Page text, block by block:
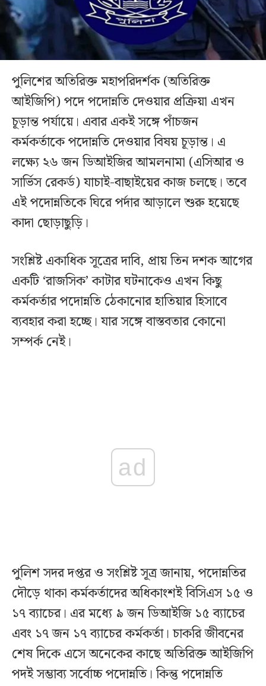
পুলিশের অতিরিক্ত মহাপরিদর্শক (অতিরিক্ত
আইজিপি) পদে পদোন্নতি দেওয়ার প্রক্রিয়া এখন
চূড়ান্ত পর্যায়ে। এবার একই সঙ্গে পাঁচজন
কর্মকর্তাকে পদোন্নতি দেওয়ার বিষয় চূড়ান্ত। এ
লক্ষ্যে ২৬ জন ডিআইজির আমলনামা (এসিআর ও
সার্ভিস রেকর্ড) যাচাই-বাছাইয়ের কাজ চলছে। তবে
এই পদোন্নতিকে ঘিরে পর্দার আড়ালে শুরু হয়েছে
কাদা ছোড়াছুড়ি।
সংশ্লিষ্ট একাধিক সূত্রের দাবি, প্রায় তিন দশক আগের
একটি ‘রাজসিক’ কাটার ঘটনাকেও এখন কিছু
কর্মকর্তার পদোন্নতি ঠেকানোর হাতিয়ার হিসাবে
ব্যবহার করা হচ্ছে। যার সঙ্গে বাস্তবতার কোনো
সম্পর্ক নেই।
ad
পুলিশ সদর দপ্তর ও সংশ্লিষ্ট সূত্র জানায়, পদোন্নতির
দৌড়ে থাকা কর্মকর্তাদের অধিকাংশই বিসিএস ১৫ ও
১৭ ব্যাচের। এর মধ্যে ৯ জন ডিআইজি ১৫ ব্যাচের
এবং ১৭ জন ১৭ ব্যাচের কর্মকর্তা। চাকরি জীবনের
শেষ দিকে এসে অনেকের কাছে অতিরিক্ত আইজিপি
পদই সম্ভাব্য সর্বোচ্চ পদোন্নতি। কিন্তু পদোন্নতি